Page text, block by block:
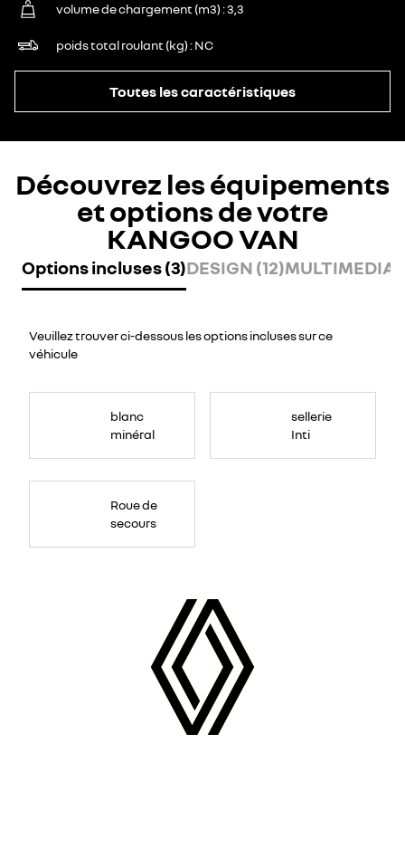
volume de chargement (m3) 3,3
poids total roulant (kg) NC
Toutes les caractéristiques
Découvrez les équipements
et options de votre
KANGOO VAN
Options incluses (3)DESIGN (12)MULTIMEDIA
Veuillez trouver ci-dessous les options incluses sur ce
véhicule
blanc
minéral
sellerie
Inti
Roue de
secours